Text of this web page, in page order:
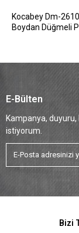
Kocabey Dm-
Boydan Düğmeli
E-Bülten
Kampanya,
istiyorum.
Bizi